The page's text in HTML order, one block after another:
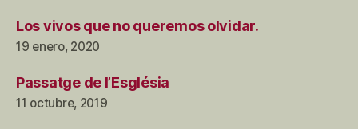
Los vivos que no queremos olvidar.
19 enero, 2020
Passatge de l’Església
11 octubre, 2019